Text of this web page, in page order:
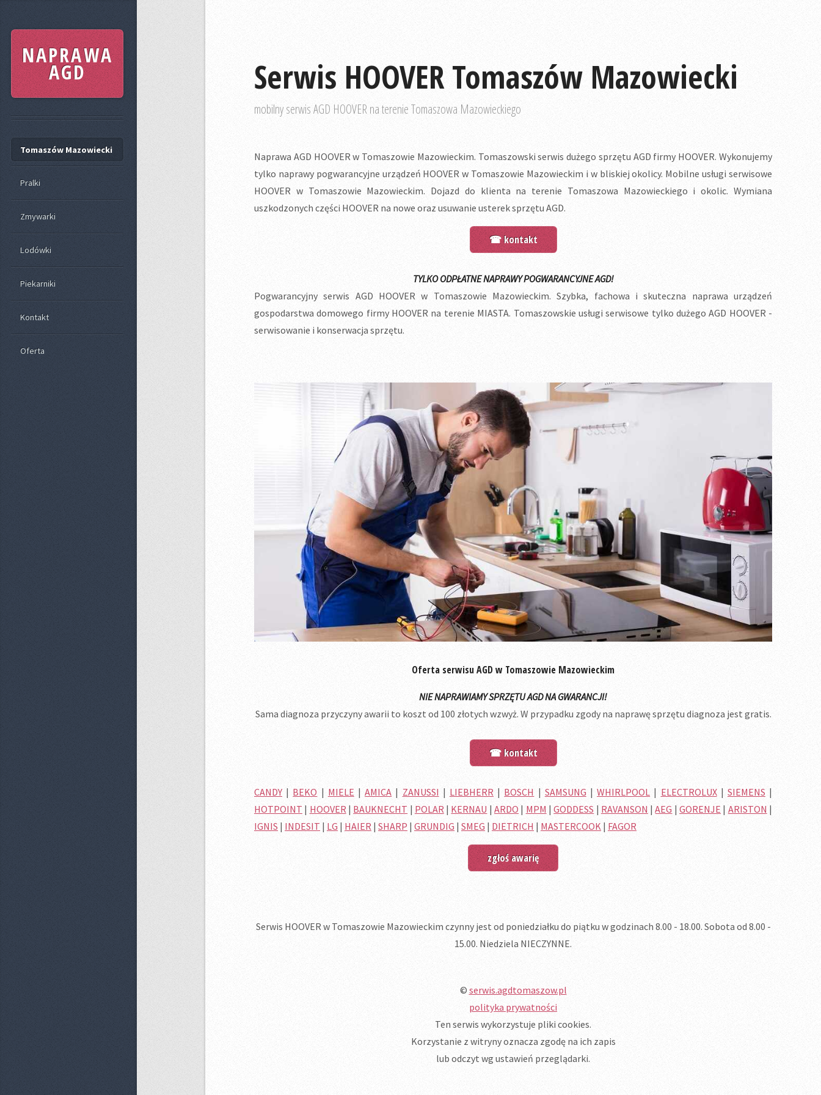
Serwis HOOVER Tomaszów Mazowiecki
mobilny serwis AGD HOOVER na terenie Tomaszowa Mazowieckiego
Naprawa AGD HOOVER w Tomaszowie Mazowieckim. Tomaszowski serwis dużego sprzętu AGD firmy HOOVER. Wykonujemy
tylko naprawy pogwarancyjne urządzeń HOOVER w Tomaszowie Mazowieckim i w bliskiej okolicy. Mobilne usługi serwisowe
HOOVER w Tomaszowie Mazowieckim. Dojazd do klienta na terenie Tomaszowa Mazowieckiego i okolic. Wymiana
uszkodzonych części HOOVER na nowe oraz usuwanie usterek sprzętu AGD.
☎ kontakt
TYLKO ODPŁATNE NAPRAWY POGWARANCYJNE AGD!
Pogwarancyjny serwis AGD HOOVER w Tomaszowie Mazowieckim. Szybka, fachowa i skuteczna naprawa urządzeń
gospodarstwa domowego firmy HOOVER na terenie MIASTA. Tomaszowskie usługi serwisowe tylko dużego AGD HOOVER -
serwisowanie i konserwacja sprzętu.
Oferta serwisu AGD w Tomaszowie Mazowieckim
NIE NAPRAWIAMY SPRZĘTU AGD NA GWARANCJI!
Sama diagnoza przyczyny awarii to koszt od 100 złotych wzwyż. W przypadku zgody na naprawę sprzętu diagnoza jest gratis.
☎ kontakt
CANDY | BEKO | MIELE |AMICA | ZANUSSI | LIEBHERR| BOSCH | SAMSUNG |WHIRLPOOL | ELECTROLUX| SIEMENS |
HOTPOINT | HOOVER | BAUKNECHT | POLAR| KERNAU |ARDO | MPM |GODDESS | RAVANSON |AEG |GORENJE | ARISTON |
IGNIS | INDESIT | LG | HAIER | SHARP | GRUNDIG | SMEG | DIETRICH | MASTERCOOK | FAGOR
zgłoś awarię
Serwis HOOVER w Tomaszowie Mazowieckim czynny jest od poniedziałku do piątku w godzinach 8.00 - 18.00. Sobota od 8.00 -
15.00. Niedziela NIECZYNNE.
© serwis.agdtomaszow.pl
polityka prywatności
Ten serwis wykorzystuje pliki cookies.
Korzystanie z witryny oznacza zgodę na ich zapis
lub odczyt wg ustawień przeglądarki.
NAPRAWA
AGD
Tomaszów Mazowiecki
Pralki
Zmywarki
Lodówki
Piekarniki
Kontakt
Oferta